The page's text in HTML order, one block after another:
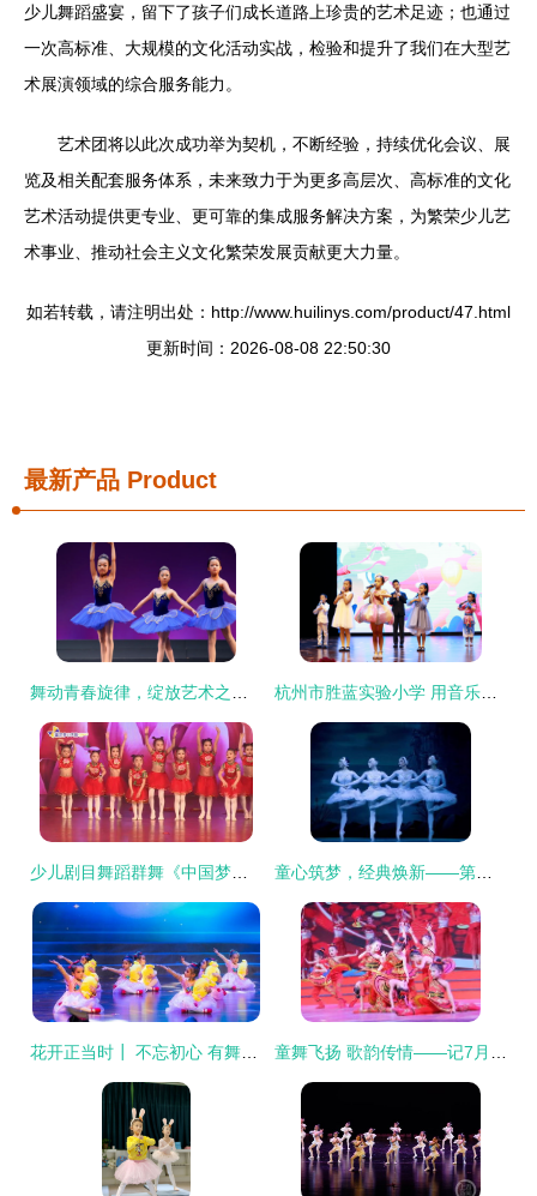
少儿舞蹈盛宴，留下了孩子们成长道路上珍贵的艺术足迹；也通过
一次高标准、大规模的文化活动实战，检验和提升了我们在大型艺
术展演领域的综合服务能力。
艺术团将以此次成功举为契机，不断经验，持续优化会议、展
览及相关配套服务体系，未来致力于为更多高层次、高标准的文化
艺术活动提供更专业、更可靠的集成服务解决方案，为繁荣少儿艺
术事业、推动社会主义文化繁荣发展贡献更大力量。
如若转载，请注明出处：http://www.huilinys.com/product/47.html
更新时间：2026-08-08 22:50:30
最新产品 Product